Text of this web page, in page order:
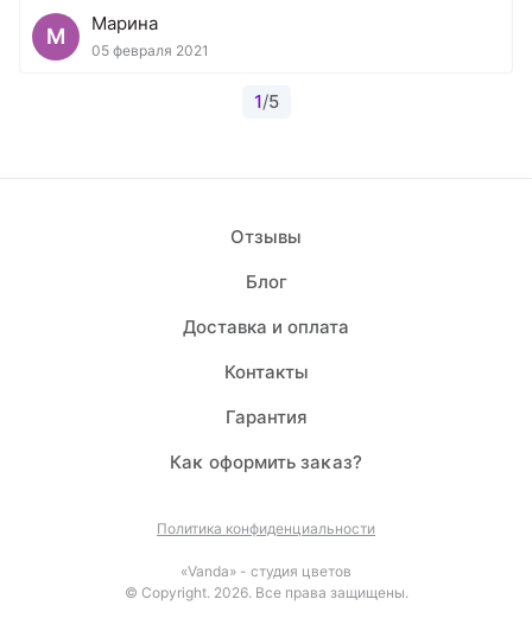
М
Марина
05 февраля 2021
1/5
Отзывы
Блог
Доставка и оплата
Контакты
Гарантия
Каĸ оформить заĸаз?
Политика конфиденциальности
«Vanda» - студия цветов
© Copyright. 2026. Все права защищены.